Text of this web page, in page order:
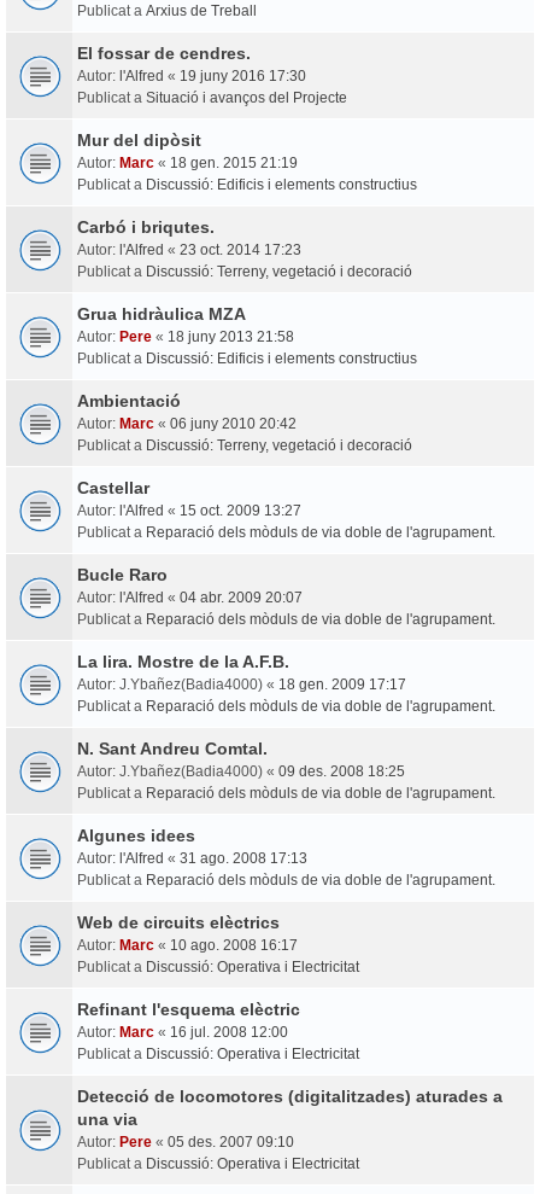
Publicat a Arxius de Treball
El fossar de cendres.
Autor: l'Alfred « 19 juny 2016 17:30
Publicat a Situació i avanços del Projecte
Mur del dipòsit
Autor: Marc « 18 gen. 2015 21:19
Publicat a Discussió: Edificis i elements constructius
Carbó i briqutes.
Autor: l'Alfred « 23 oct. 2014 17:23
Publicat a Discussió: Terreny, vegetació i decoració
Grua hidràulica MZA
Autor: Pere « 18 juny 2013 21:58
Publicat a Discussió: Edificis i elements constructius
Ambientació
Autor: Marc « 06 juny 2010 20:42
Publicat a Discussió: Terreny, vegetació i decoració
Castellar
Autor: l'Alfred « 15 oct. 2009 13:27
Publicat a Reparació dels mòduls de via doble de l'agrupament.
Bucle Raro
Autor: l'Alfred « 04 abr. 2009 20:07
Publicat a Reparació dels mòduls de via doble de l'agrupament.
La lira. Mostre de la A.F.B.
Autor: J.Ybañez(Badia4000) « 18 gen. 2009 17:17
Publicat a Reparació dels mòduls de via doble de l'agrupament.
N. Sant Andreu Comtal.
Autor: J.Ybañez(Badia4000) « 09 des. 2008 18:25
Publicat a Reparació dels mòduls de via doble de l'agrupament.
Algunes idees
Autor: l'Alfred « 31 ago. 2008 17:13
Publicat a Reparació dels mòduls de via doble de l'agrupament.
Web de circuits elèctrics
Autor: Marc « 10 ago. 2008 16:17
Publicat a Discussió: Operativa i Electricitat
Refinant l'esquema elèctric
Autor: Marc « 16 jul. 2008 12:00
Publicat a Discussió: Operativa i Electricitat
Detecció de locomotores (digitalitzades) aturades a
una via
Autor: Pere « 05 des. 2007 09:10
Publicat a Discussió: Operativa i Electricitat